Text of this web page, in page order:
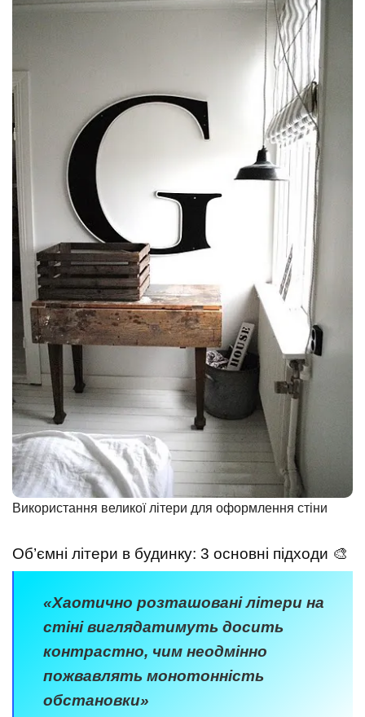
Використання великої літери для оформлення стіни
Об’ємні літери в будинку: 3 основні підходи 🎨
«Хаотично розташовані літери на
стіні виглядатимуть досить
контрастно, чим неодмінно
пожвавлять монотонність
обстановки»